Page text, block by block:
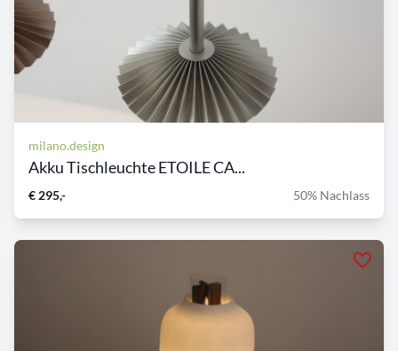
milano.design
Akku Tischleuchte ETOILE CA...
€ 295,- 50% Nachlass